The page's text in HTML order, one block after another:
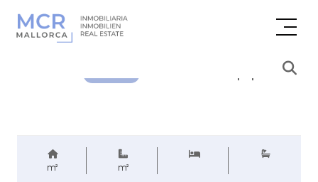
Cenová poptávka
m² m²